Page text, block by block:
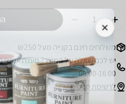
כמות
הקטן כמות עבור
הגדל כמות עבור ספריי גריז מאושר
משלוחים חינם בקנייה מעל ₪250
יש לכם שאלה על המוצר? מענה אנושי
09:00-16:00
לרשימת סניפים